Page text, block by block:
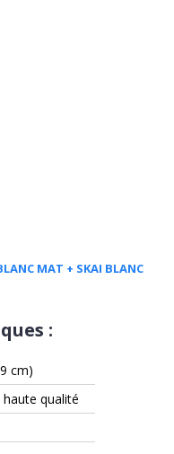
MAT + SKAI BLANC
:
cm)
haute qualité